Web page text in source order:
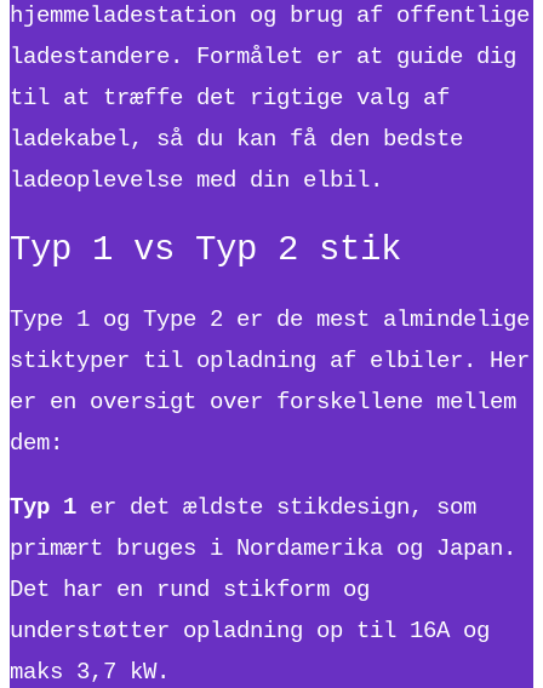
hjemmeladestation og brug af offentlige
ladestandere. Formålet er at guide dig
til at træffe det rigtige valg af
ladekabel, så du kan få den bedste
ladeoplevelse med din elbil.
Typ 1 vs Typ 2 stik
Type 1 og Type 2 er de mest almindelige
stiktyper til opladning af elbiler. Her
er en oversigt over forskellene mellem
dem:
Typ 1 er det ældste stikdesign, som
primært bruges i Nordamerika og Japan.
Det har en rund stikform og
understøtter opladning op til 16A og
maks 3,7 kW.